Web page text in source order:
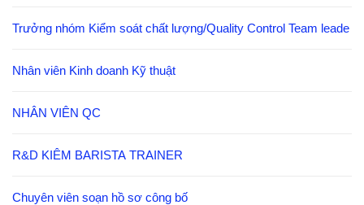
Trưởng nhóm Kiểm soát chất lượng/Quality Control Team leade
Nhân viên Kinh doanh Kỹ thuật
NHÂN VIÊN QC
R&D KIÊM BARISTA TRAINER
Chuyên viên soạn hồ sơ công bố